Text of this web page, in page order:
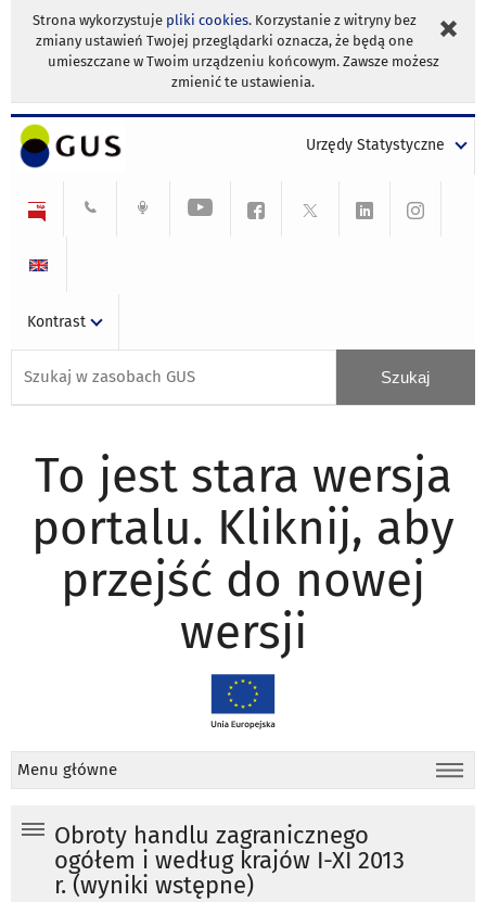
Strona wykorzystuje pliki cookies. Korzystanie z witryny bez
zmiany ustawień Twojej przeglądarki oznacza, że będą one
umieszczane w Twoim urządzeniu końcowym. Zawsze możesz
zmienić te ustawienia.
Urzędy Statystyczne
Kontrast
To jest stara wersja
portalu. Kliknij, aby
przejść do nowej
wersji
Menu główne
Obroty handlu zagranicznego
ogółem i według krajów I-XI 2013
r. (wyniki wstępne)